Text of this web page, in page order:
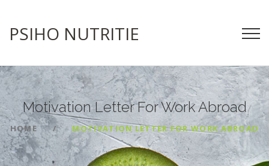
PSIHO NUTRITIE
Motivation Letter For WorkAbroad
HOME MOTIVATION LETTER FOR WORK ABROAD